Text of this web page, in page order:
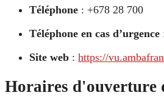
Téléphone : +678 28 700
Téléphone en cas d’urgence
Site web : https://
Horaires d'ouverture